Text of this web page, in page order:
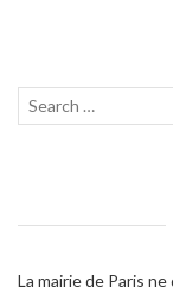
Recherche
La mairie de Paris